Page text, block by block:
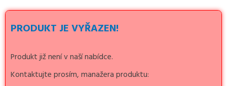
PRODUKT JE VYŘAZEN!
Produkt již není v naší nabídce.
Kontaktujte prosím, manažera produktu: